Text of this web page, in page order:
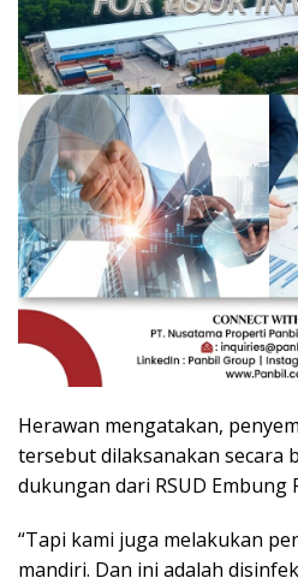
Herawan mengatakan,
tersebut dilaksanakan secara
dukungan dari RSUD Embung
“Tapi kami juga melakukan
mandiri. Dan ini adalah